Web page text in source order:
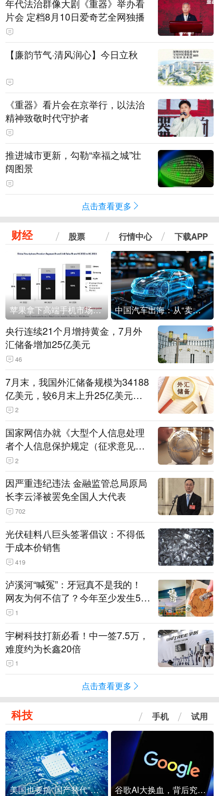
年代法治群像大剧《重器》举办看
片会 定档8月10日爱奇艺全网独播
【廉韵节气·清风润心】今日立秋
《重器》看片会在京举行，以法治
精神致敬时代守护者
推进城市更新，勾勒“幸福之城”壮
阔图景
点击查看更多
财经 股票 行情中心 下载APP
苹果拿下高端手机市场65%的份额：iPhone 17系列功不可没 中国汽车出海：从“卖出去”到“走进去”
央行连续21个月增持黄金，7月外
汇储备增加25亿美元
46
7月末，我国外汇储备规模为34188
亿美元，较6月末上升25亿美元，
升幅为0.07%
2
国家网信办就《大型个人信息处理
者个人信息保护规定（征求意见
稿）》公开征求意见
2
因严重违纪违法 金融监管总局原局
长李云泽被罢免全国人大代表
702
光伏硅料八巨头签署倡议：不得低
于成本价销售
419
泸溪河“喊冤”：牙冠真不是我的！
网友为何不信了？今年至少发生5
起“食品冤案”
1
宇树科技打新必看！中一签7.5万，
难度约为长鑫20倍
1
点击查看更多
科技 手机 试用
美国也要搞“国产替代”？先算清三笔账 谷歌AI大换血，背后究竟发生了什么？